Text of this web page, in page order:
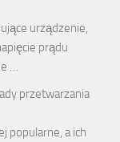
urządzenie,
prądu
…
przetwarzania
popularne, a ich